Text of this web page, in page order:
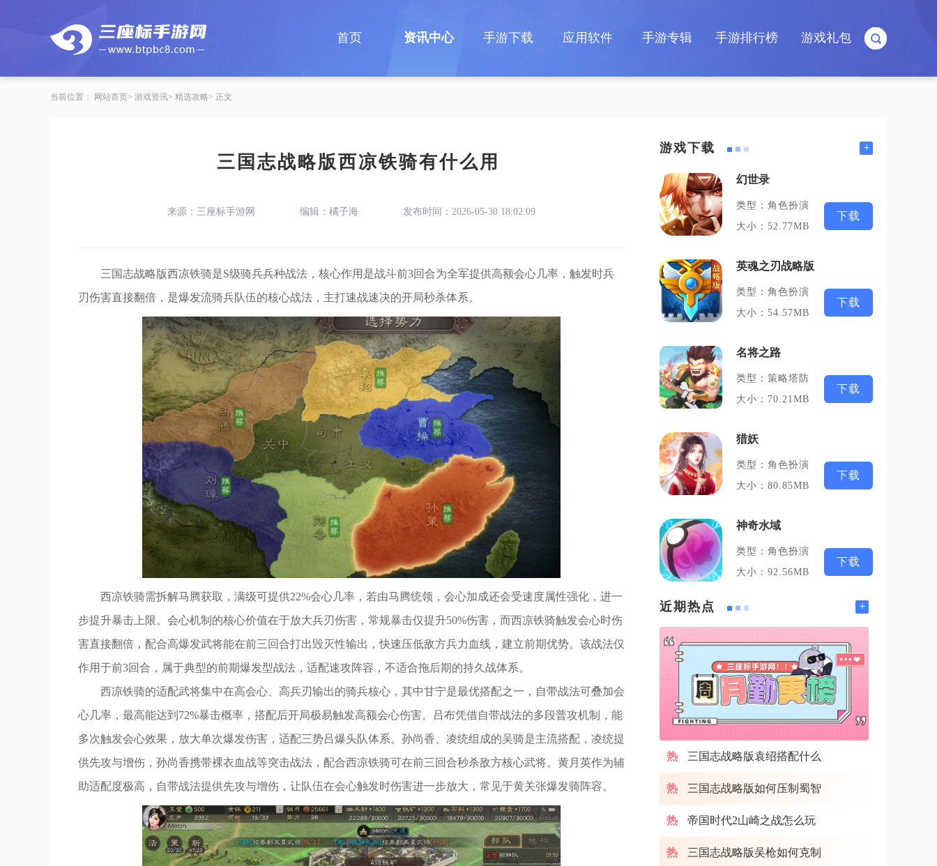
首页 资讯中心 手游下载 应用软件 手游专辑 手游排行榜 游戏礼包
当前位置： 网站首页 游戏资讯 精选攻略 正文
三国志战略版西凉铁骑有什么用
来源：三座标手游网 编辑：橘子海 发布时间：2026-05-30 18:02:09
三国志战略版西凉铁骑是S级骑兵兵种战法，核心作用是战斗前3回合为全军提供高额会心几率，触发时兵
刃伤害直接翻倍，是爆发流骑兵队伍的核心战法，主打速战速决的开局秒杀体系。
西凉铁骑需拆解马腾获取，满级可提供22%会心几率，若由马腾统领，会心加成还会受速度属性强化，进一
步提升暴击上限。会心机制的核心价值在于放大兵刃伤害，常规暴击仅提升50%伤害，而西凉铁骑触发会心时伤
害直接翻倍，配合高爆发武将能在前三回合打出毁灭性输出，快速压低敌方兵力血线，建立前期优势。该战法仅
作用于前3回合，属于典型的前期爆发型战法，适配速攻阵容，不适合拖后期的持久战体系。
西凉铁骑的适配武将集中在高会心、高兵刃输出的骑兵核心，其中甘宁是最优搭配之一，自带战法可叠加会
心几率，最高能达到72%暴击概率，搭配后开局极易触发高额会心伤害。吕布凭借自带战法的多段普攻机制，能
多次触发会心效果，放大单次爆发伤害，适配三势吕爆头队体系。孙尚香、凌统组成的吴骑是主流搭配，凌统提
供先攻与增伤，孙尚香携带裸衣血战等突击战法，配合西凉铁骑可在前三回合秒杀敌方核心武将。黄月英作为辅
助适配度极高，自带战法提供先攻与增伤，让队伍在会心触发时伤害进一步放大，常见于黄关张爆发骑阵容。
游戏下载 +
幻世录
类型：角色扮演
大小：52.77MB
下载
英魂之刃战略版
类型：角色扮演
大小：54.57MB
下载
名将之路
类型：策略塔防
大小：70.21MB
下载
猎妖
类型：角色扮演
大小：80.85MB
下载
神奇水域
类型：角色扮演
大小：92.56MB
下载
近期热点 +
三国志战略版袁绍搭配什么
三国志战略版如何压制蜀智
帝国时代2山崎之战怎么玩
三国志战略版吴枪如何克制